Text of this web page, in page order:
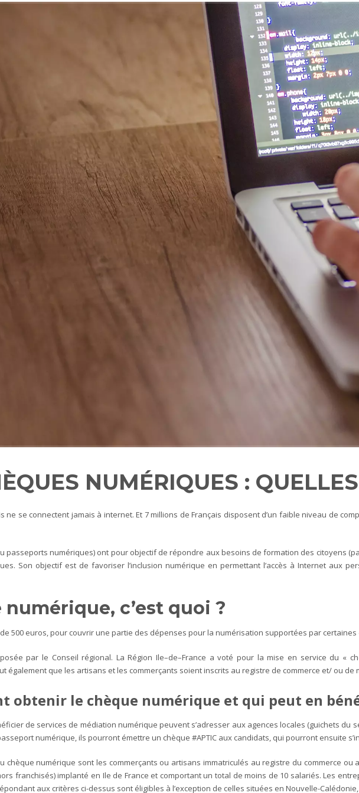
NUMÉRIQUES :
ne se connectent jamais à internet. Et 7 millions de Français disposent d’un faible niveau de
passeports numériques) ont pour objectif de répondre aux besoins de formation des citoyens
Son objectif est de favoriser l’inclusion numérique en permettant l’accès à Internet aux
numérique, c’est quoi ?
de 500 euros, pour couvrir une partie des dépenses pour la numérisation supportées par
par le Conseil régional. La Région Ile–de–France a voté pour la mise en service du «
également que les artisans et les commerçants soient inscrits au registre de commerce et/ ou
obtenir le chèque numérique et qui peut en
de services de médiation numérique peuvent s’adresser aux agences locales (guichets du
numérique, ils pourront émettre un chèque #APTIC aux candidats, qui pourront ensuite
chèque numérique sont les commerçants ou artisans immatriculés au registre du commerce ou
franchisés) implanté en Ile de France et comportant un total de moins de 10 salariés. Les
aux critères ci-dessus sont éligibles à l’exception de celles situées en Nouvelle-